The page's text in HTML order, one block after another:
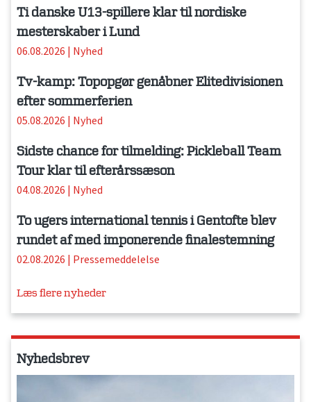
Ti danske U13-spillere klar til nordiske
mesterskaber i Lund
06.08.2026 | Nyhed
Tv-kamp: Topopgør genåbner Elitedivisionen
efter sommerferien
05.08.2026 | Nyhed
Sidste chance for tilmelding: Pickleball Team
Tour klar til efterårssæson
04.08.2026 | Nyhed
To ugers international tennis i Gentofte blev
rundet af med imponerende finalestemning
02.08.2026 | Pressemeddelelse
Læs flere nyheder
Nyhedsbrev